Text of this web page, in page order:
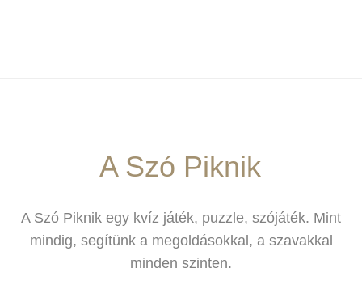
A Szó Piknik
A Szó Piknik egy kvíz játék, puzzle, szójáték. Mint
mindig, segítünk a megoldásokkal, a szavakkal
minden szinten.